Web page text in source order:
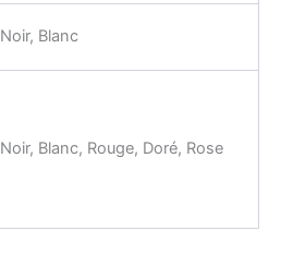
Noir, Blanc
Noir, Blanc, Rouge, Doré, Rose